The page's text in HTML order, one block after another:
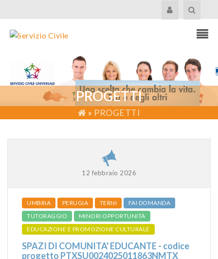
PROGETTI
» PROGETTI
12 febbraio 2026
UMBRIA PERUGIA TERNI
FAI DOMANDA
TUTORAGGIO
MINORI OPPORTUNITÀ
EDUCAZIONE E PROMOZIONE CULTURALE
SPAZI DI COMUNITA' EDUCANTE - codice
progetto PTXSU0024025011863NMTX